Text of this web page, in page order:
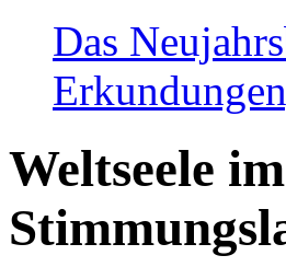
Das
Weltseele